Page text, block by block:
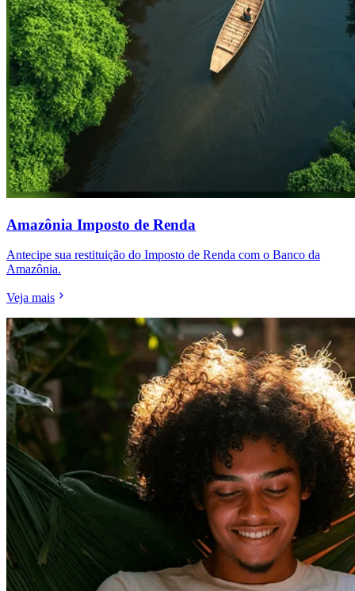
Amazônia Imposto de Renda
Antecipe sua restituição do Imposto de Renda com o Banco da
Amazônia.
Veja mais